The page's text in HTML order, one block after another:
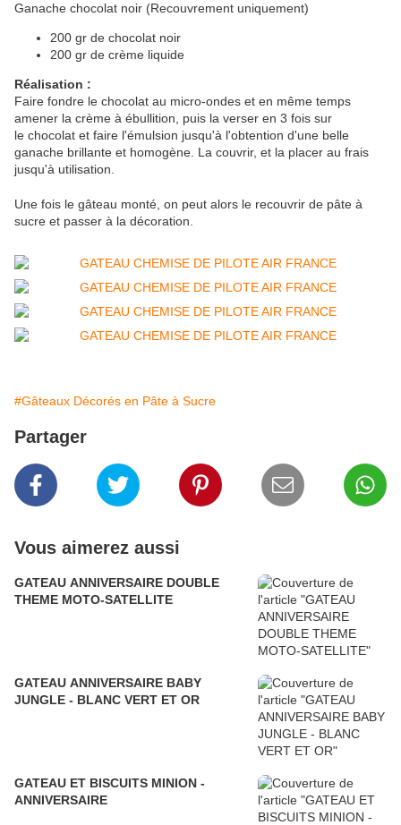
Ganache chocolat noir (Recouvrement uniquement)
200 gr de chocolat noir
200 gr de crème liquide
Réalisation :
Faire fondre le chocolat au micro-ondes et en même temps
amener la crème à ébullition, puis la verser en 3 fois sur
le chocolat et faire l'émulsion jusqu'à l'obtention d'une belle
ganache brillante et homogène. La couvrir, et la placer au frais
jusqu'à utilisation.
Une fois le gâteau monté, on peut alors le recouvrir de pâte à
sucre et passer à la décoration.
#Gâteaux Décorés en Pâte à Sucre
Partager
Vous aimerez aussi
GATEAU ANNIVERSAIRE DOUBLE
THEME MOTO-SATELLITE
GATEAU ANNIVERSAIRE BABY
JUNGLE - BLANC VERT ET OR
GATEAU ET BISCUITS MINION -
ANNIVERSAIRE